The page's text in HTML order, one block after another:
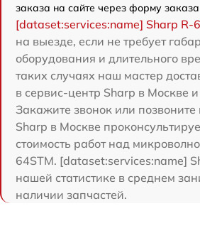
заказа на сайте через форму
[dataset:services:name] Sharp R-
на выезде, если не требует
оборудования и длительного
таких случаях наш мастер
в сервис-центр Sharp в Москве
Закажите звонок или
Sharp в Москве
стоимость работ над
64STM. [dataset:services:name]
нашей статистике в среднем
наличии запчастей.